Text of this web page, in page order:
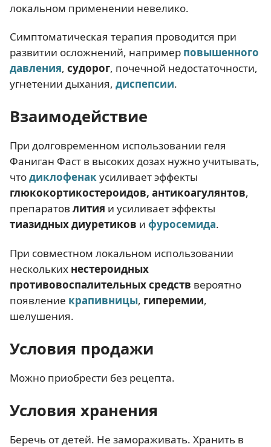
локальном применении невелико.
Симптоматическая терапия проводится при
развитии осложнений, например повышенного
давления, судорог, почечной недостаточности,
угнетении дыхания, диспепсии.
Взаимодействие
При долговременном использовании геля
Фаниган Фаст в высоких дозах нужно учитывать,
чтодиклофенакусиливает эффекты
глюкокортикостероидов, антикоагулянтов,
препаратов лития и усиливает эффекты
тиазидных диуретиков и фуросемида.
При совместном локальном использовании
нескольких нестероидных
противовоспалительных средств вероятно
появление крапивницы, гиперемии,
шелушения.
Условия продажи
Можно приобрести без рецепта.
Условия хранения
Беречь от детей. Не замораживать. Хранить в